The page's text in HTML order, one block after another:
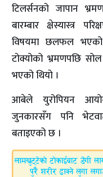
टिलर्सनको जापान
बारम्बार क्षेस्यास्त्र
विषयमा छलफल
टोक्योको भ्रमणपछि
भएको थियो ।
आबेले युरोपियन
जुनकारसँग पनि
बताइएको छ ।